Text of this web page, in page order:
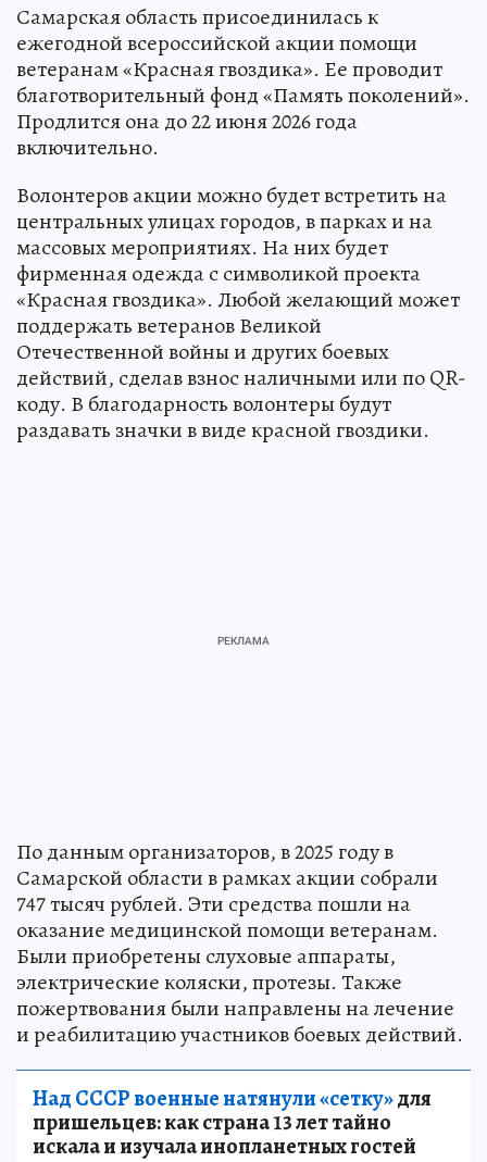
Самарская область присоединилась к
ежегодной всероссийской акции помощи
ветеранам «Красная гвоздика». Ее проводит
благотворительный фонд «Память поколений».
Продлится она до 22 июня 2026 года
включительно.
Волонтеров акции можно будет встретить на
центральных улицах городов, в парках и на
массовых мероприятиях. На них будет
фирменная одежда с символикой проекта
«Красная гвоздика». Любой желающий может
поддержать ветеранов Великой
Отечественной войны и других боевых
действий, сделав взнос наличными или по QR-
коду. В благодарность волонтеры будут
раздавать значки в виде красной гвоздики.
По данным организаторов, в 2025 году в
Самарской области в рамках акции собрали
747 тысяч рублей. Эти средства пошли на
оказание медицинской помощи ветеранам.
Были приобретены слуховые аппараты,
электрические коляски, протезы. Также
пожертвования были направлены на лечение
и реабилитацию участников боевых действий.
Над СССР военные натянули «сетку»для
пришельцев: как страна 13 лет тайно
искала и изучала инопланетных гостей